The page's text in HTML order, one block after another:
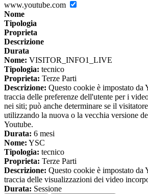
www.youtube.com
Nome
Tipologia
Proprieta
Descrizione
Durata
Nome: VISITOR_INFO1_LIVE
Tipologia: tecnico
Proprieta: Terze Parti
Descrizione: Questo cookie è impostato da
traccia delle preferenze dell'utente per i
nei siti; può anche determinare se il
utilizzando la nuova o la vecchia versione
Youtube.
Durata: 6 mesi
Nome: YSC
Tipologia: tecnico
Proprieta: Terze Parti
Descrizione: Questo cookie è impostato da
traccia delle visualizzazioni dei video
Durata: Sessione